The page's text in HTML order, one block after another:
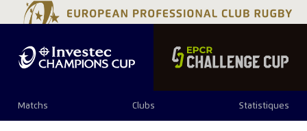
Matchs Clubs Statistiques
40 17